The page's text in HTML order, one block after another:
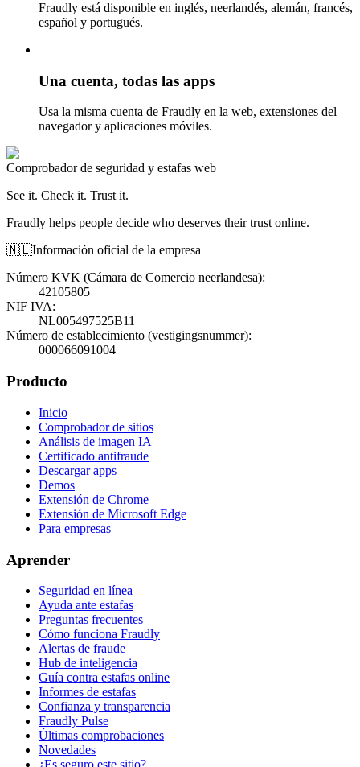
Fraudly está disponible en inglés, neerlandés, alemán, francés,
español y portugués.
Una cuenta, todas las apps
Usa la misma cuenta de Fraudly en la web, extensiones del
navegador y aplicaciones móviles.
Comprobador de seguridad y estafas web
See it. Check it. Trust it.
Fraudly helps people decide who deserves their trust online.
🇳🇱Información oficial de la empresa
Número KVK (Cámara de Comercio neerlandesa):
42105805
NIF IVA:
NL005497525B11
Número de establecimiento (vestigingsnummer):
000066091004
Producto
Inicio
Comprobador de sitios
Análisis de imagen IA
Certificado antifraude
Descargar apps
Demos
Extensión de Chrome
Extensión de Microsoft Edge
Para empresas
Aprender
Seguridad en línea
Ayuda ante estafas
Preguntas frecuentes
Cómo funciona Fraudly
Alertas de fraude
Hub de inteligencia
Guía contra estafas online
Informes de estafas
Confianza y transparencia
Fraudly Pulse
Últimas comprobaciones
Novedades